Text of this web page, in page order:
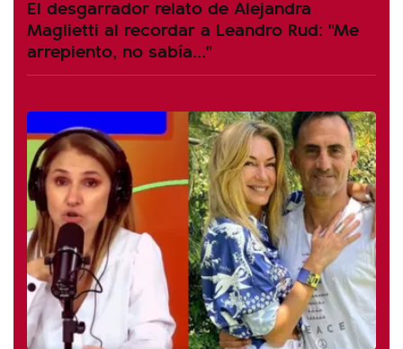
El desgarrador relato de Alejandra
Maglietti al recordar a Leandro Rud: "Me
arrepiento, no sabía..."